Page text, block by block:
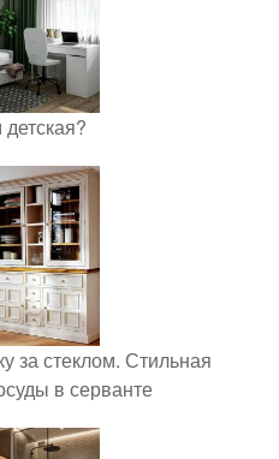
за стеклом. Стильная
в серванте